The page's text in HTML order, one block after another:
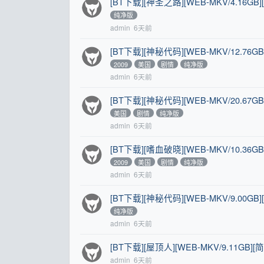
纯净版
admin 6天前
[BT下载][神秘代码][WEB-MKV/
2009 美国 剧情 纯净版
admin 6天前
[BT下载][神秘代码][WEB-MKV/
美国 剧情 纯净版
admin 6天前
[BT下载][嗜血破晓][WEB-MKV/
2009 美国 剧情 纯净版
admin 6天前
[BT下载][神秘代码][WEB-MKV/
纯净版
admin 6天前
[BT下载][屋顶人][WEB-MKV/9.11GB][
admin 6天前